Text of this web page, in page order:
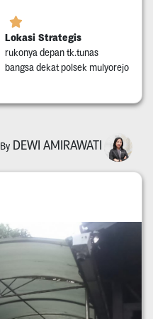
Lokasi Strategis
rukonya depan tk.tunas
bangsa dekat polsek mulyorejo
By DEWI AMIRAWATI